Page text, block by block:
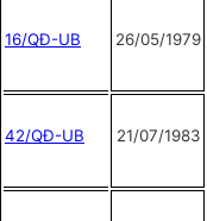
16/QĐ-UB 26/05/1979
42/QĐ-UB 21/07/1983